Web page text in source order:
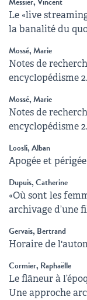
Le «live
la banalité du
Mossé, Marie
Notes de
encyclopédisme
Mossé, Marie
Notes de
encyclopédisme
Loosli, Alban
Apogée et
Dupuis, Catherine
«Où sont les
archivage
Gervais, Bertrand
Horaire de
Cormier, Raphaëlle
Le flâneur à
Une approche